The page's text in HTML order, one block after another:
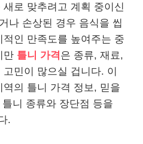
로 맞추려고 계획 중이신
나 손상된 경우 음식을 씹
인 만족도를 높여주는 중
만 틀니 가격 은 종류, 재료,
민이 많으실 겁니다. 이
의 틀니 가격 정보, 믿을
니 종류와 장단점 등을
.